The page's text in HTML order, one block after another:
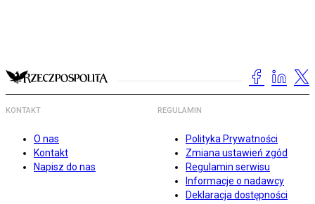
KONTAKT
O nas
Kontakt
Napisz do nas
REGULAMIN
Polityka Prywatności
Zmiana ustawień zgód
Regulamin serwisu
Informacje o nadawcy
Deklaracja dostępności